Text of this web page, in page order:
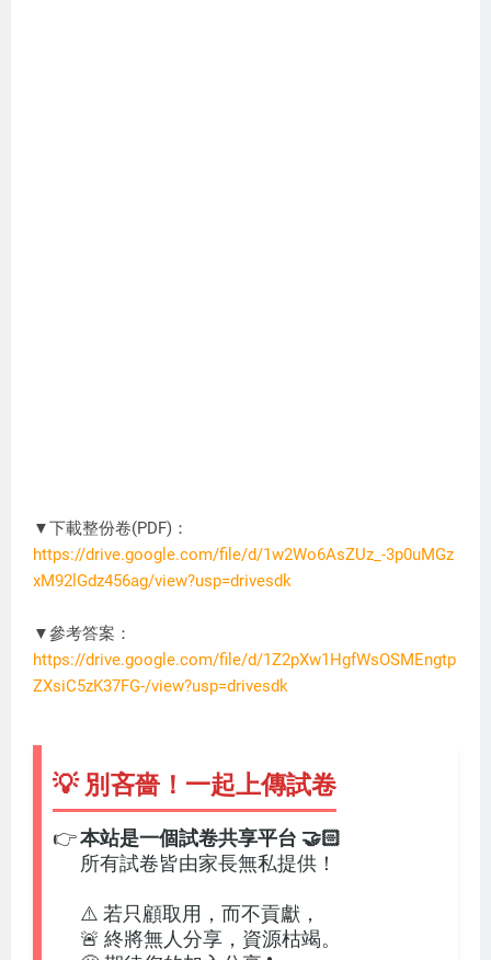
▼下載整份卷(PDF)：
https://drive.google.com/file/d/1w2Wo6AsZUz_-3p0uMGz
xM92lGdz456ag/view?usp=drivesdk
▼參考答案：
https://drive.google.com/file/d/1Z2pXw1HgfWsOSMEngtp
ZXsiC5zK37FG-/view?usp=drivesdk
💡 別吝嗇！一起上傳試卷
本站是一個試卷共享平台 🤝🏻
👉
所有試卷皆由家長無私提供！
⚠️ 若只顧取用，而不貢獻，
🚨 終將無人分享，資源枯竭。